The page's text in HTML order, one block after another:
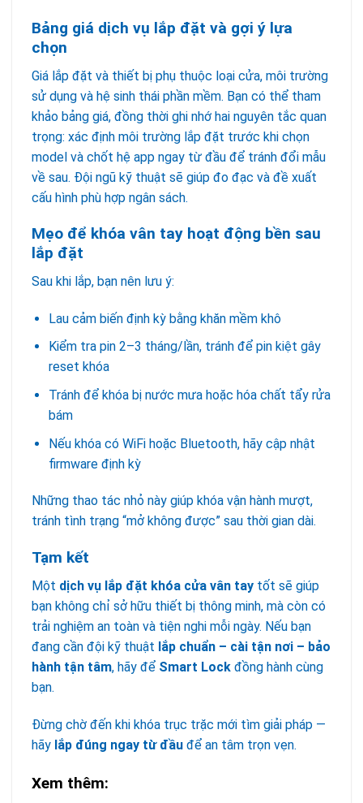
Bảng giá dịch vụ lắp đặt và gợi ý lựa
chọn
Giá lắp đặt và thiết bị phụ thuộc loại cửa, môi trường
sử dụng và hệ sinh thái phần mềm. Bạn có thể tham
khảo bảng giá, đồng thời ghi nhớ hai nguyên tắc quan
trọng: xác định môi trường lắp đặt trước khi chọn
model và chốt hệ app ngay từ đầu để tránh đổi mẫu
về sau. Đội ngũ kỹ thuật sẽ giúp đo đạc và đề xuất
cấu hình phù hợp ngân sách.
Mẹo để khóa vân tay hoạt động bền sau
lắp đặt
Sau khi lắp, bạn nên lưu ý:
Lau cảm biến định kỳ bằng khăn mềm khô
Kiểm tra pin 2–3 tháng/lần, tránh để pin kiệt gây
reset khóa
Tránh để khóa bị nước mưa hoặc hóa chất tẩy rửa
bám
Nếu khóa có WiFi hoặc Bluetooth, hãy cập nhật
firmware định kỳ
Những thao tác nhỏ này giúp khóa vận hành mượt,
tránh tình trạng “mở không được” sau thời gian dài.
Tạm kết
Một dịch vụ lắp đặt khóa cửa vân tay tốt sẽ giúp
bạn không chỉ sở hữu thiết bị thông minh, mà còn có
trải nghiệm an toàn và tiện nghi mỗi ngày. Nếu bạn
đang cần đội kỹ thuật lắp chuẩn – cài tận nơi – bảo
hành tận tâm, hãy để Smart Lock đồng hành cùng
bạn.
Đừng chờ đến khi khóa trục trặc mới tìm giải pháp —
hãy lắp đúng ngay từ đầu để an tâm trọn vẹn.
Xem thêm: